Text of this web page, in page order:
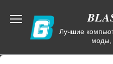
содержанию
Лучшие
моды,